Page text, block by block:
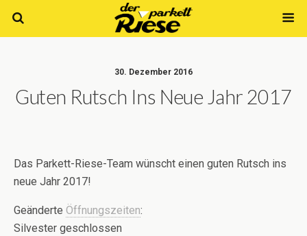
30. Dezember 2016
Guten Rutsch Ins Neue Jahr 2017
Das Parkett-Riese-Team wünscht einen guten Rutsch ins
neue Jahr 2017!
Geänderte Öffnungszeiten:
Silvester geschlossen